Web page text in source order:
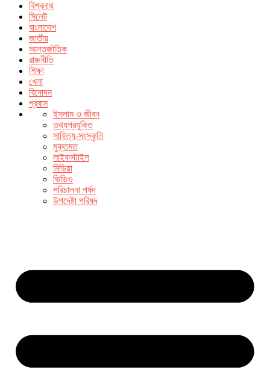
বিশ্বনাথ
সিলেট
বাংলাদেশ
জাতীয়
আন্তর্জাতিক
রাজনীতি
শিক্ষা
খেলা
বিনোদন
প্রবাস
ইসলাম ও জীবন
তথ্যপ্রযুক্তি
সাহিত্য-সংস্কৃতি
মুক্তমত
লাইফস্টাইল
মিডিয়া
ভিডিও
পরিচালনা পর্ষদ
উপদেষ্টা পরিষদ